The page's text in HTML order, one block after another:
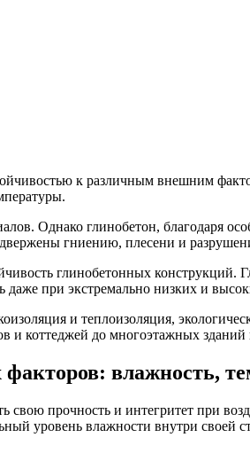
к различным внешним
Однако глинобетон, благодаря
гниению, плесени и
глинобетонных конструкций.
даже при экстремально низких и
и теплоизоляция,
и коттеджей до многоэтажных
влажность,
прочность и интегритет при
уровень влажности внутри своей